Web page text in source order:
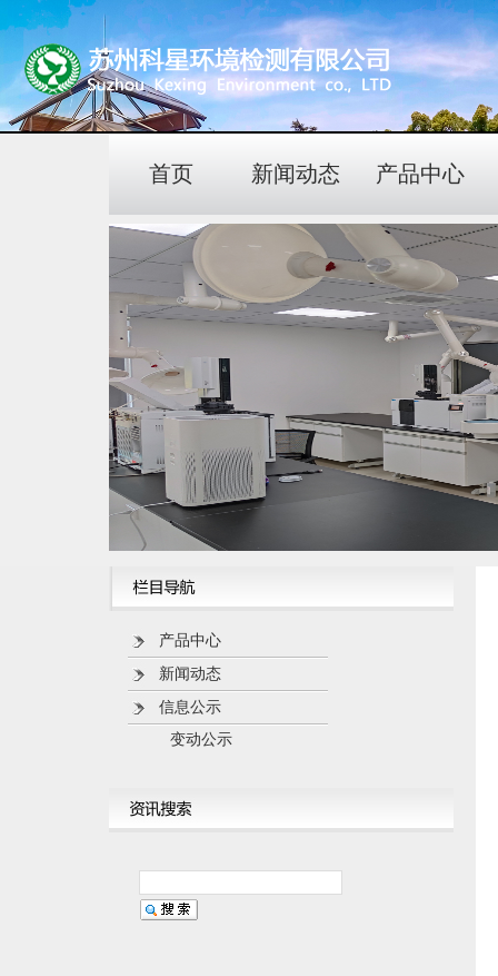
首页 新闻动态 产品中心
产品中心
新闻动态
信息公示
变动公示